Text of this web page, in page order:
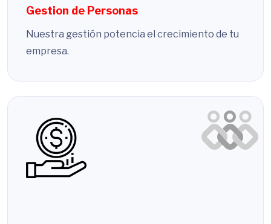
Gestion de Personas
Nuestra gestión potencia el crecimiento de tu
empresa.